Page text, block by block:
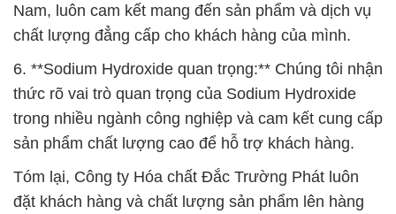
trong nhiều ngành công nghiệp và cam kết cung cấp
sản phẩm chất lượng cao để hỗ trợ khách hàng.
Tóm lại, Công ty Hóa chất Đắc Trường Phát luôn
đặt khách hàng và chất lượng sản phẩm lên hàng
đầu và mong muốn là đối tác tin cậy trong lĩnh vực
hóa chất.
# Cty cung cấp ≡ phân phối Hóa chất Acid
Photphoric * Acid H3PO4 Dạng Nước Hàn Quốc